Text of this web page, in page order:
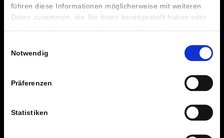
führen diese Informationen möglicherweise mit weiteren
Daten zusammen, die Sie ihnen bereitgestellt haben oder
unserer Datenschutzerklärung
Notwendig
Präferenzen
Statistiken
Digital Solutions
Stellenangebote
Wir bilden aus